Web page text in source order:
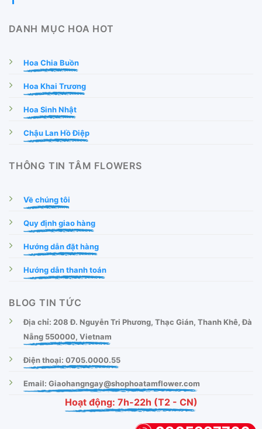
DANH MỤC HOA HOT
Hoa Chia Buồn
Hoa Khai Trương
Hoa Sinh Nhật
Chậu Lan Hồ Điệp
THÔNG TIN TÂM FLOWERS
Về chúng tôi
Quy định giao hàng
Hướng dẫn đặt hàng
Hướng dẫn thanh toán
BLOG TIN TỨC
Địa chỉ: 208 Đ. Nguyễn Tri Phương, Thạc Gián, Thanh Khê, Đà
Nẵng 550000, Vietnam
Điện thoại: 0705.0000.55
Email: Giaohangngay@shophoatamflower.com
Hoạt động: 7h-22h (T2 - CN)